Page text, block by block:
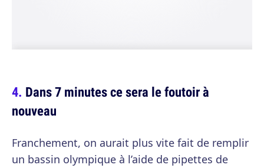
Dans 7 minutes ce sera le foutoir à
nouveau
Franchement, on aurait plus vite fait de remplir
un bassin olympique à l’aide de pipettes de